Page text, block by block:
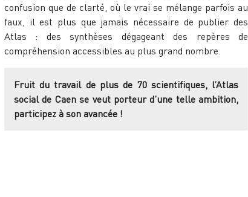
confusion que de clarté, où le vrai se mélange parfois au
faux, il est plus que jamais nécessaire de publier des
Atlas : des synthèses dégageant des repères de
compréhension accessibles au plus grand nombre.
Fruit du travail de plus de 70 scientifiques, l’Atlas
social de Caen se veut porteur d’une telle ambition,
participez à son avancée !